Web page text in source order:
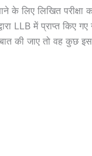
लिए लिखित परीक्षा
LLB में प्राप्त
की जाए तो वह कुछ